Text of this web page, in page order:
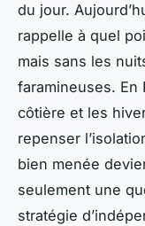
du jour.
rappelle à quel
mais sans les
faramineuses. En
côtière et les
repenser
bien menée
seulement une
stratégie